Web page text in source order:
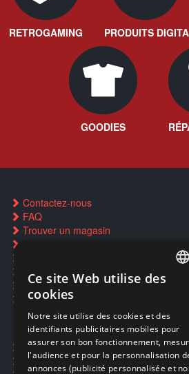
RETROGAMING PRODUITS
GOODIES
Contactez-nous
FAQ
Trouver un magasin
Restauration CD griffés
Réparations & SAV
Smartpoints
Ecogaming
Expédition & retours
Ce site Web utilise des
cookies
Notre site utilise des cookies et des
identifiants publicitaires mobiles pour
assurer son bon fonctionnement,
l'audience et pour la personnalisation
annonces (publicité personnalisée et